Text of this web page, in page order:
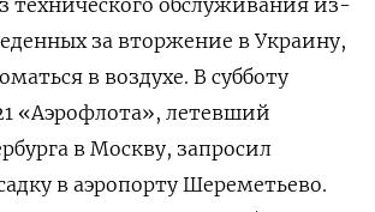
технического обслуживания из-
за вторжение в Украину,
в воздухе. В субботу
«Аэрофлота», летевший
в Москву, запросил
в аэропорту Шереметьево.